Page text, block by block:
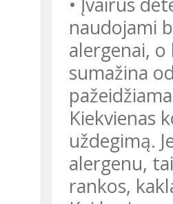
naudojami
alergenai, o
sumažina
Kiekvienas
uždegimą.
alergenu,
rankos,